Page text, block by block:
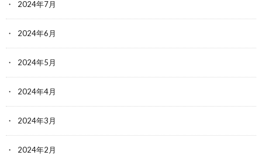
2024年7月
2024年6月
2024年5月
2024年4月
2024年3月
2024年2月